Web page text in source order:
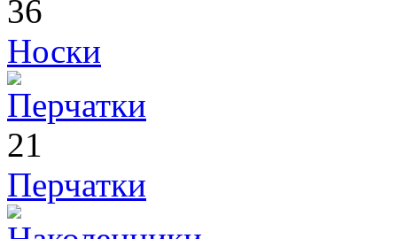
36
Носки
21
Перчатки